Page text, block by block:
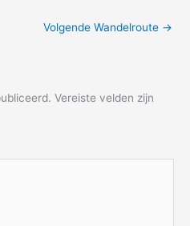
Volgende Wandelroute →
Vereiste velden zijn